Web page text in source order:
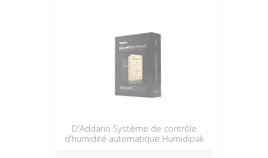
D'Addario Système de contrôle
d'humidité automatique Humidipak